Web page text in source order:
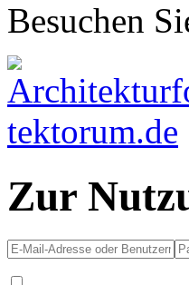
Besuchen
Zur